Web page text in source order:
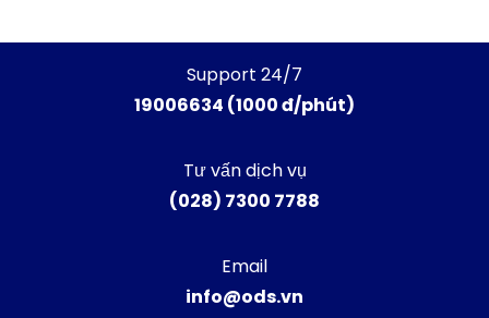
Support 24/7
19006634 (1000 đ/phút)
Tư vấn dịch vụ
(028) 7300 7788
Email
info@ods.vn